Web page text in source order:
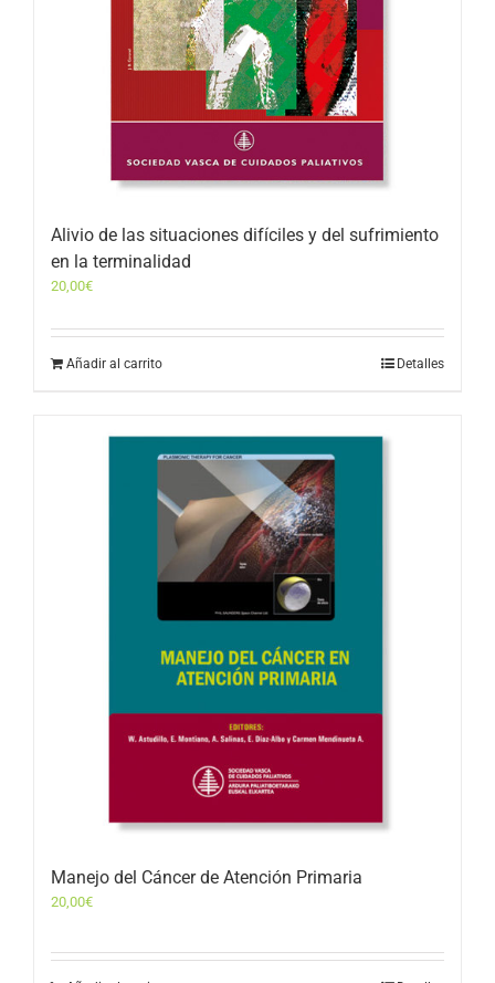
Alivio de las situaciones difíciles y del sufrimiento
en la terminalidad
20,00€
Añadir al carrito Detalles
Manejo del Cáncer de Atención Primaria
20,00€